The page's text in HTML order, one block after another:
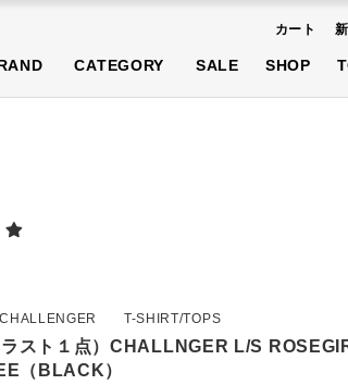
カート
CATEGORY SALE SHOP
CHALLENGER T-SHIRT/TOPS
ラスト１点）CHALLNGER L/S
（BLACK）
商品 先行予約商品